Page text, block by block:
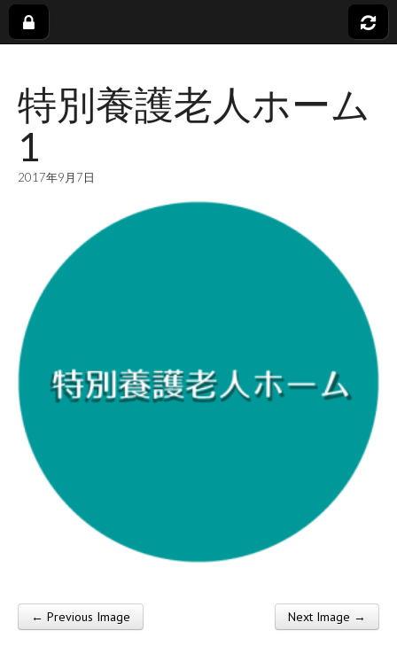
会
福
人
蓬
莱
会
特別養護老人ホーム
1
2017年9月7日
Post navigation
← Previous Image Next Image →